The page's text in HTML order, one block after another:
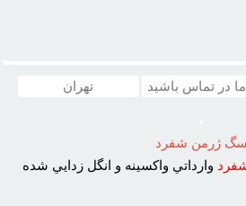
ما در تماس باشید تهران
سگ ژرمن شفرد
وارداتي واکسينه و انگل زدايي شده